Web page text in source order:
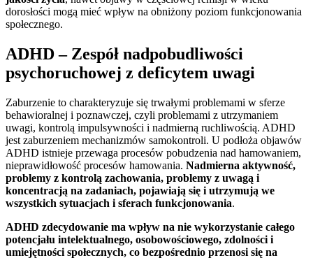
dorosłości mogą mieć wpływ na obniżony poziom funkcjonowania
społecznego.
ADHD – Zespół nadpobudliwości
psychoruchowej z deficytem uwagi
Zaburzenie to charakteryzuje się trwałymi problemami w sferze
behawioralnej i poznawczej, czyli problemami z utrzymaniem
uwagi, kontrolą impulsywności i nadmierną ruchliwością. ADHD
jest zaburzeniem mechanizmów samokontroli. U podłoża objawów
ADHD istnieje przewaga procesów pobudzenia nad hamowaniem,
nieprawidłowość procesów hamowania. Nadmierna aktywność,
problemy z kontrolą zachowania, problemy z uwagą i
koncentracją na zadaniach, pojawiają się i utrzymują we
wszystkich sytuacjach i sferach funkcjonowania.
ADHD zdecydowanie ma wpływ na nie wykorzystanie całego
potencjału intelektualnego, osobowościowego, zdolności i
umiejętności społecznych, co bezpośrednio przenosi się na